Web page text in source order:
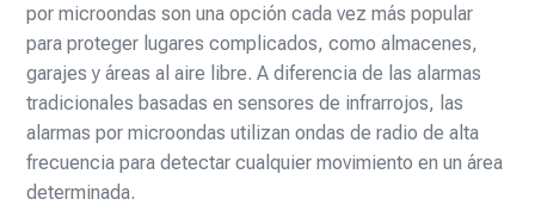
por microondas son una opción cada vez más popular
para proteger lugares complicados, como almacenes,
garajes y áreas al aire libre. A diferencia de las alarmas
tradicionales basadas en sensores de infrarrojos, las
alarmas por microondas utilizan ondas de radio de alta
frecuencia para detectar cualquier movimiento en un área
determinada.